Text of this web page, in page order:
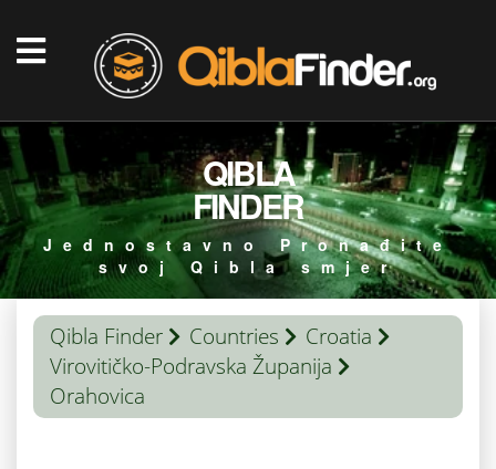
QIBLA
FINDER
Jednostavno Pronađite
svoj Qibla smjer
Qibla Finder Countries
Croatia
Virovitičko-Podravska Županija
Orahovica